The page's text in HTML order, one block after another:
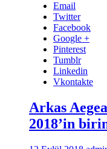
Email
Twitter
Facebook
Google +
Pinterest
Tumblr
Linkedin
Vkontakte
Arkas
2018’in